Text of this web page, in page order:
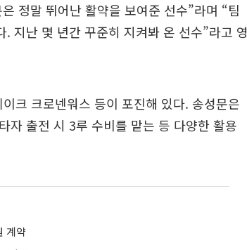
정말 뛰어난 활약을 보여준 선수”라며 “팀
지난 몇 년간 꾸준히 지켜봐 온 선수”라고 영
크 크로넨워스 등이 포진해 있다. 송성문은
자 출전 시 3루 수비를 맡는 등 다양한 활용
계약